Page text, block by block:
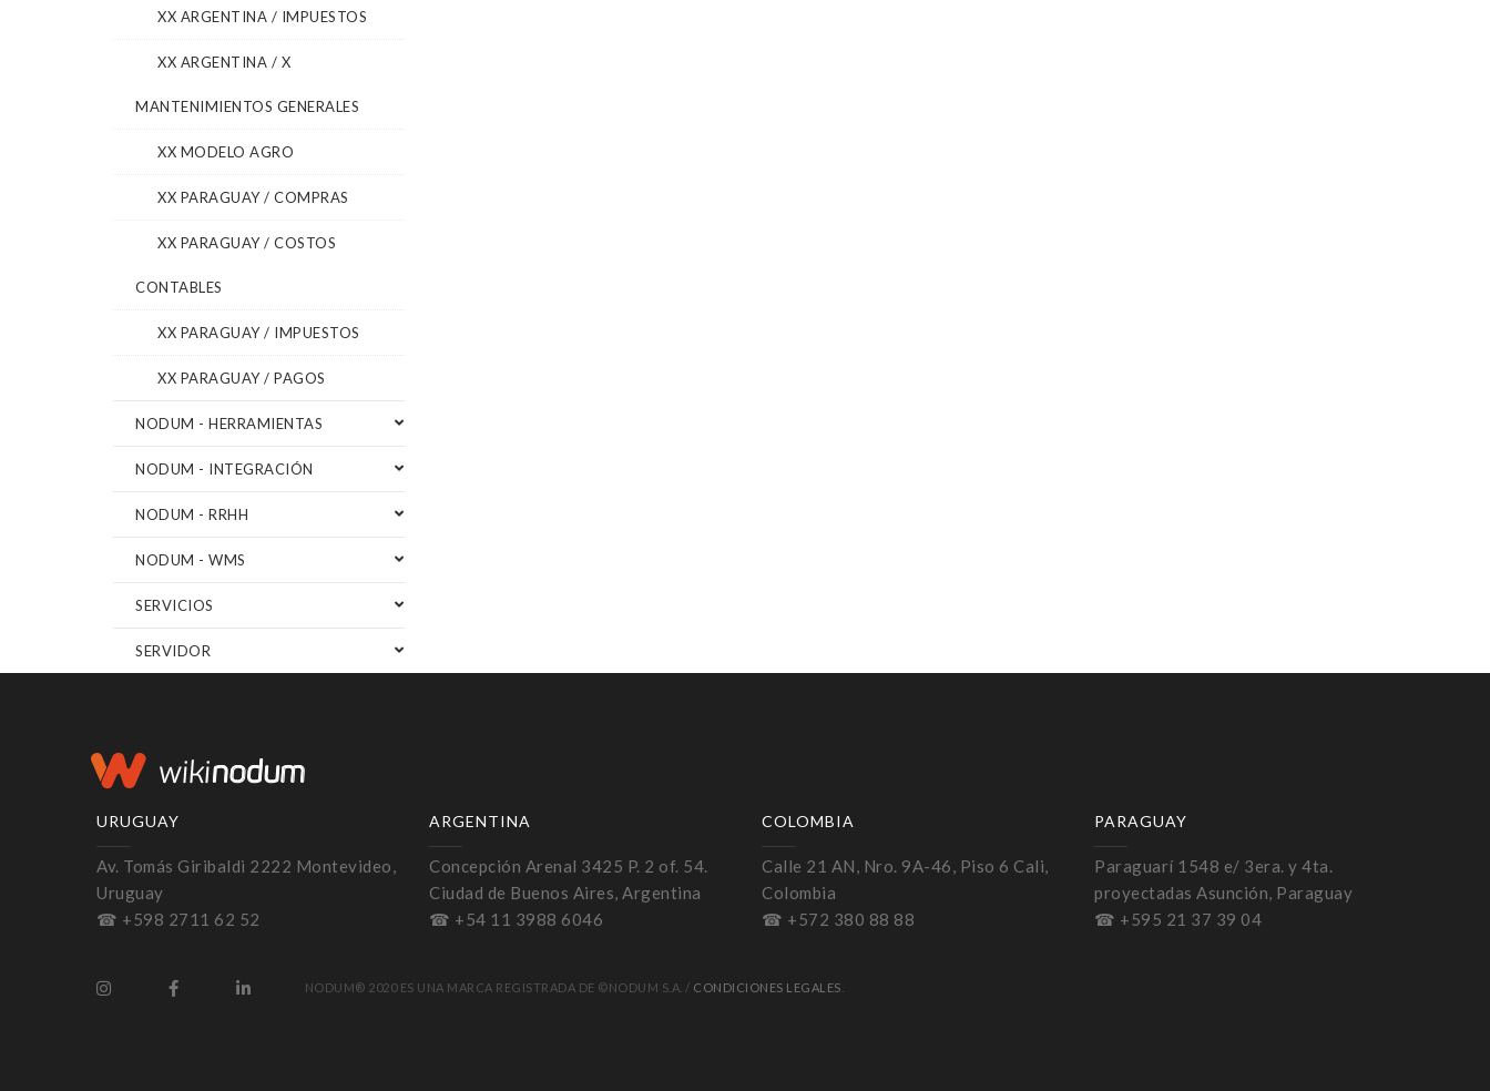
XX ARGENTINA / IMPUESTOS
XX ARGENTINA / X
MANTENIMIENTOS GENERALES
XX MODELO AGRO
XX PARAGUAY / COMPRAS
XX PARAGUAY / COSTOS
CONTABLES
XX PARAGUAY / IMPUESTOS
XX PARAGUAY / PAGOS
NODUM - HERRAMIENTAS
NODUM - INTEGRACIÓN
NODUM - RRHH
NODUM - WMS
SERVICIOS
SERVIDOR
URUGUAY
Av. Tomás Giribaldi 2222 Montevideo,
Uruguay
☎ +598 2711 62 52
ARGENTINA
Concepción Arenal 3425 P. 2 of. 54.
Ciudad de Buenos Aires, Argentina
☎ +54 11 3988 6046
COLOMBIA
Calle 21 AN, Nro. 9A-46, Piso 6 Cali,
Colombia
☎ +572 380 88 88
PARAGUAY
Paraguarí 1548 e/ 3era. y 4ta.
proyectadas Asunción, Paraguay
☎ +595 21 37 39 04
NODUM® 2020 ES UNA MARCA REGISTRADA DE ©NODUM S.A. / CONDICIONES LEGALES